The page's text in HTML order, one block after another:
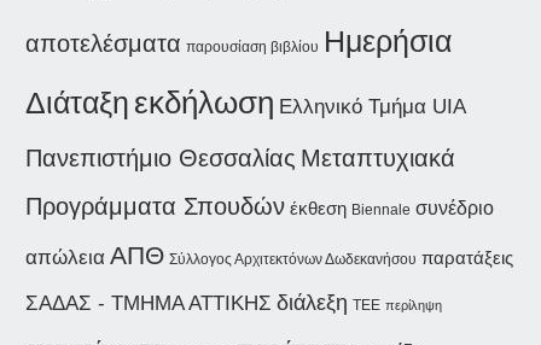
αποτελέσματα παρουσίαση βιβλίου Ημερήσια
Διάταξη εκδήλωση Ελληνικό Τμήμα UIA
Πανεπιστήμιο Θεσσαλίας Μεταπτυχιακά
Προγράμματα Σπουδών έκθεση Biennale συνέδριο
απώλεια ΑΠΘ Σύλλογος Αρχιτεκτόνων Δωδεκανήσου παρατάξεις
ΣΑΔΑΣ - ΤΜΗΜΑ ΑΤΤΙΚΗΣ διάλεξη ΤΕΕ περίληψη